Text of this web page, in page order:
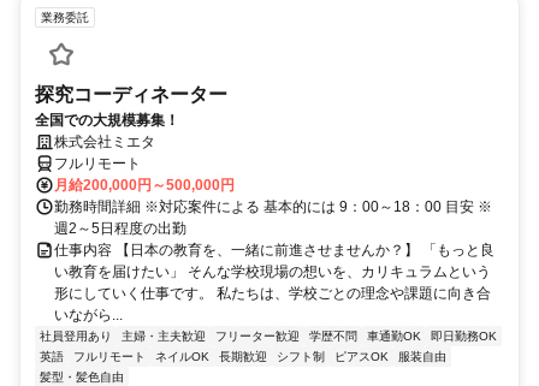
業務委託
探究コーディネーター
全国での大規模募集！
株式会社ミエタ
フルリモート
月給200,000円～500,000円
勤務時間詳細 ※対応案件による 基本的には 9：00～18：00 目安 ※
週2～5日程度の出勤
仕事内容 【日本の教育を、一緒に前進させませんか？】 「もっと良
い教育を届けたい」 そんな学校現場の想いを、カリキュラムという
形にしていく仕事です。 私たちは、学校ごとの理念や課題に向き合
いながら...
社員登用あり 主婦・主夫歓迎 フリーター歓迎 学歴不問 車通勤OK
即日勤務OK
英語
フルリモート ネイルOK 長期歓迎 シフト制 ピアスOK
服装自由
髪型・髪色自由